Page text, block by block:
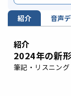
紹介 音声
紹介
2024年の新
筆記・リスニン